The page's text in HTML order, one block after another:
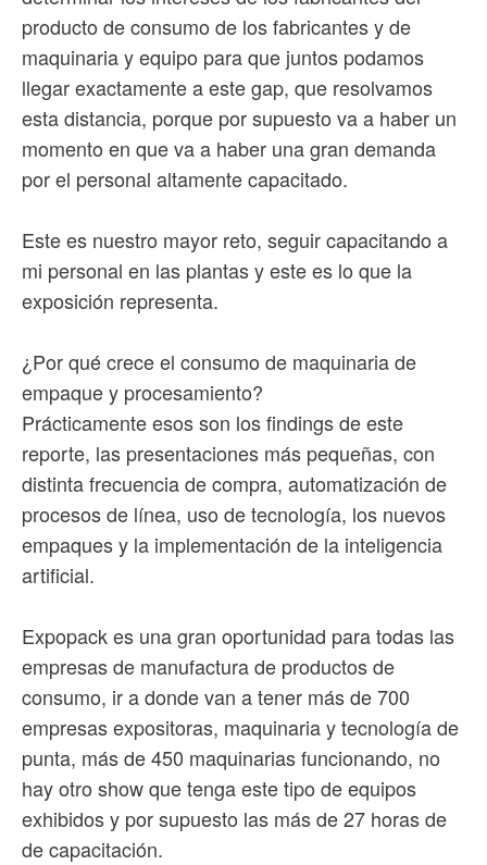
producto de consumo de los fabricantes y de
maquinaria y equipo para que juntos podamos
llegar exactamente a este gap, que resolvamos
esta distancia, porque por supuesto va a haber un
momento en que va a haber una gran demanda
por el personal altamente capacitado.
Este es nuestro mayor reto, seguir capacitando a
mi personal en las plantas y este es lo que la
exposición representa.
¿Por qué crece el consumo de maquinaria de
empaque y procesamiento?
Prácticamente esos son los findings de este
reporte, las presentaciones más pequeñas, con
distinta frecuencia de compra, automatización de
procesos de línea, uso de tecnología, los nuevos
empaques y la implementación de la inteligencia
artificial.
Expopack es una gran oportunidad para todas las
empresas de manufactura de productos de
consumo, ir a donde van a tener más de 700
empresas expositoras, maquinaria y tecnología de
punta, más de 450 maquinarias funcionando, no
hay otro show que tenga este tipo de equipos
exhibidos y por supuesto las más de 27 horas de
de capacitación.